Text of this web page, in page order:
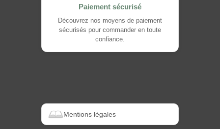
Paiement sécurisé
Découvrez nos moyens de paiement
sécurisés pour commander en toute
confiance.
Mentions légales